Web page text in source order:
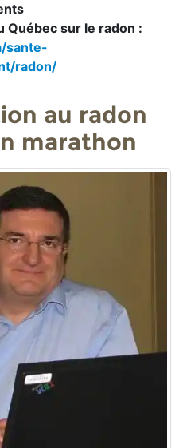
Québec sur le radon :
sante-
radon/
au radon
marathon